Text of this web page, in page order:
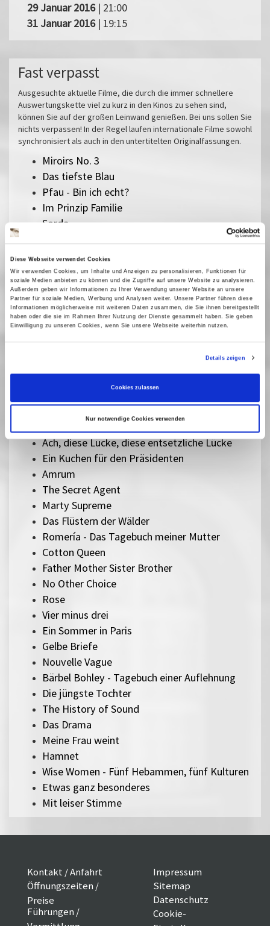
Diese Webseite verwendet Cookies
Wir verwenden Cookies, um Inhalte und Anzeigen zu personalisieren, Funktionen für
soziale Medien anbieten zu können und die Zugriffe auf unsere Website zu analysieren.
Außerdem geben wir Informationen zu Ihrer Verwendung unserer Website an unsere
Partner für soziale Medien, Werbung und Analysen weiter. Unsere Partner führen diese
Informationen möglicherweise mit weiteren Daten zusammen, die Sie ihnen bereitgestellt
haben oder die sie im Rahmen Ihrer Nutzung der Dienste gesammelt haben. Sie geben
Einwilligung zu unseren Cookies, wenn Sie unsere Webseite weiterhin nutzen.
Details zeigen
Cookies zulassen
Nur notwendige Cookies verwenden
29 Januar 2016| 21:00
31 Januar 2016| 19:15
Fast verpasst
Ausgesuchte aktuelle Filme, die durch die immer schnellere
Auswertungskette viel zu kurz in den Kinos zu sehen sind,
können Sie auf der großen Leinwand genießen. Bei uns sollen Sie
nichts verpassen! In der Regel laufen internationale Filme sowohl
synchronisiert als auch in den untertitelten Originalfassungen.
Miroirs No. 3
Das tiefste Blau
Pfau - Bin ich echt?
Im Prinzip Familie
Sorda
Vermiglio
Im Schatten des Orangenbaums
Der Held vom Bahnhof Friedrichstraße
Herz aus Eis
Das Verschwinden des Josef Mengele
Sentimental Value
Therapie für Wikinger
Ach, diese Lücke, diese entsetzliche Lücke
Ein Kuchen für den Präsidenten
Amrum
The Secret Agent
Marty Supreme
Das Flüstern der Wälder
Romería - Das Tagebuch meiner Mutter
Cotton Queen
Father Mother Sister Brother
No Other Choice
Rose
Vier minus drei
Ein Sommer in Paris
Gelbe Briefe
Nouvelle Vague
Bärbel Bohley - Tagebuch einer Auflehnung
Die jüngste Tochter
The History of Sound
Das Drama
Meine Frau weint
Hamnet
Wise Women - Fünf Hebammen, fünf Kulturen
Etwas ganz besonderes
Mit leiser Stimme
Kontakt / Anfahrt
Öffnungszeiten /
Preise
Führungen /
Impressum
Sitemap
Datenschutz
Cookie-